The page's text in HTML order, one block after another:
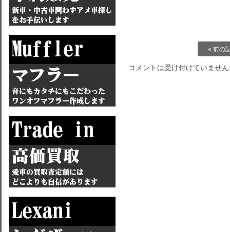
« 前の
コメントは受け付けていませ